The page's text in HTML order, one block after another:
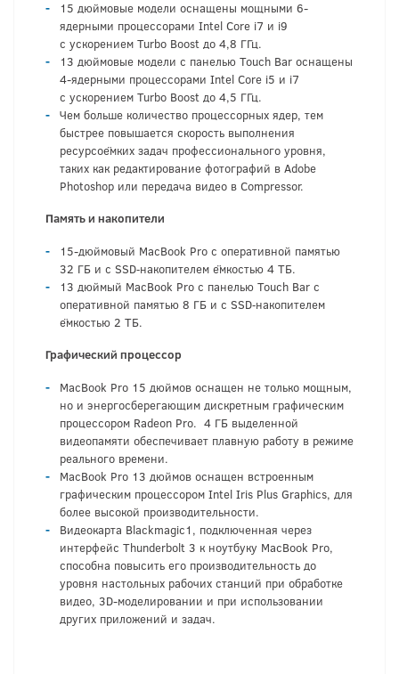
15 дюймовые модели оснащены мощными 6-
ядерными процессорами Intel Core i7 и i9
с ускорением Turbo Boost до 4,8 ГГц.
13 дюймовые модели с панелью Touch Bar оснащены
4-ядерными процессорами Intel Core i5 и i7
с ускорением Turbo Boost до 4,5 ГГц.
Чем больше количество процессорных ядер, тем
быстрее повышается скорость выполнения
ресурсоёмких задач профессионального уровня,
таких как редактирование фотографий в Adobe
Photoshop или передача видео в Compressor.
Память и накопители
15-дюймовый MacBook Pro с оперативной памятью
32 ГБ и с SSD‑накопителем ёмкостью 4 ТБ.
13 дюймый MacBook Pro с панелью Touch Bar с
оперативной памятью 8 ГБ и с SSD‑накопителем
ёмкостью 2 ТБ.
Графический процессор
MacBook Pro 15 дюймов оснащен не только мощным,
но и энергосберегающим дискретным графическим
процессором Radeon Pro. 4 ГБ выделенной
видеопамяти обеспечивает плавную работу в режиме
реального времени.
MacBook Pro 13 дюймов оснащен встроенным
графическим процессором Intel Iris Plus Graphics, для
более высокой производительности.
Видеокарта Blackmagic1, подключенная через
интерфейс Thunderbolt 3 к ноутбуку MacBook Pro,
способна повысить его производительность до
уровня настольных рабочих станций при обработке
видео, 3D-моделировании и при использовании
других приложений и задач.